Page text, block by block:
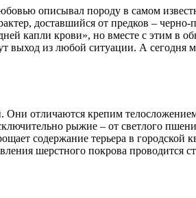
описывал породу в самом
доставшийся от предков –
капли крови», но вместе с этим
из любой ситуации. А сегодня
Они отличаются крепим
рыжие – от светлого
содержание терьера в городской
шерстного покрова проводится